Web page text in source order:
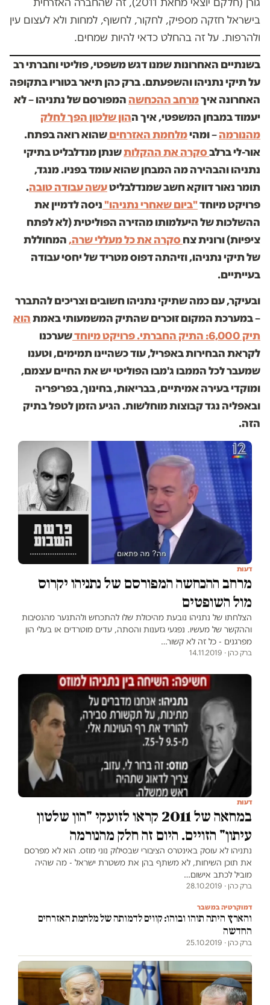
בישראל חזקה מספיק, לחקור, לחשוף, למחות ולא לעצום עין
ולהרפות. על זה בהחלט כדאי להיות שמחים.
בשנתיים האחרונות שמנו דגש משפטי, פוליטי וחברתי רב
על תיקי נתניהו והשפעתם. ברק כהן תיאר בטוריו בתקופה
האחרונה איךמרחב ההכחשה המפורסם של נתניהו – לא
יעמוד במבחן המשפטי, איך ההון שלטון הפך לחלק
מהנורמה– ומהימלחמת האזרחיםשהוא רואה בפתח.
אור-לי ברלבסקרה את ההקלותשנתן מנדלבליט בתיקי
נתניהו והבהירה מה המבחן שהוא עומד בפניו. מנגד,
תומר נאור דווקא חשב שמנדלבליטעשה עבודה טובה.
פרויקט מיוחד"ביום שאחרי נתניהו"ניסה לדמיין את
ההשלכות של היעלמותו מהזירה הפוליטית (לא לפתח
ציפיות) ורונית צחסקרה את כל מעללי שרה, המחוללת
של תיקי נתניהו, וזיהתה דפוס מטריד של יחסי עבודה
בעייתיים.
ובעיקר, עם כמה שתיקי נתניהו חשובים וצריכים להתברר
– במערכת המקום זוכרים שהתיק המשמעותי באמתהוא
תיק 6,000: התיק החברתי. פרויקט מיוחד
שערכנו
לקראת הבחירות באפריל, עוד כשהיינו תמימים, וטענו
שמעבר לכל הממבו ג'מבו הפוליטי יש את החיים עצמם,
ומוקדי בעירה אמיתיים, בבריאות, בחינוך, בפריפריה
ובאפליה נגד קבוצות מוחלשות. הגיע הזמן לטפל בתיק
הזה.
דעות
מרחב ההכחשה המפורסם של נתניהו יקרוס
מול השופטים
הצלחתו של נתניהו נובעת מהיכולת שלו להתכחש ולהתנער מהנסיבות
וההקשר של מעשיו. נפגעי גזענות והסתה, עדים מוטרדים או בעלי הון
מפרגנים - כל זה לא קשור…
ברק כהן · 14.11.2019
דעות
במחאה של 2011 קראו לזועקי "הון שלטון
עיתון" הזויים. היום זה חלק מהנורמה
נתניהו לא עוסק באינטרס הציבורי שבסילוק נוני מוזס. הוא לא מפרסם
את תוכן השיחות, לא משתף בהן את משטרת ישראל - מה שהיה
מוביל לכתב אישום…
ברק כהן · 28.10.2019
דמוקרטיה במשבר
והארץ היתה תוהו ובוהו: קווים לדמותה של מלחמת האזרחים
החדשה
ברק כהן · 25.10.2019